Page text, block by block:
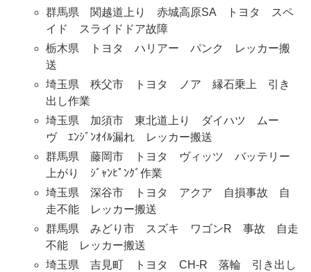
群馬県 関越道上り 赤城高原SA トヨタ スペ
イド スライドドア故障
栃木県 トヨタ ハリアー パンク レッカー搬
送
埼玉県 秩父市 トヨタ ノア 縁石乗上 引き
出し作業
埼玉県 加須市 東北道上り ダイハツ ムー
ヴ ｴﾝｼﾞﾝｵｲﾙ漏れ レッカー搬送
群馬県 藤岡市 トヨタ ヴィッツ バッテリー
上がり ｼﾞｬﾝﾋﾟﾝｸﾞ作業
埼玉県 深谷市 トヨタ アクア 自損事故 自
走不能 レッカー搬送
群馬県 みどり市 スズキ ワゴンR 事故 自走
不能 レッカー搬送
埼玉県 吉見町 トヨタ CH-R 落輪 引き出し